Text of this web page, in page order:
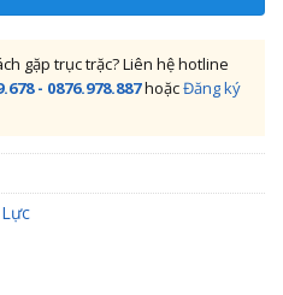
gặp trục trặc? Liên hệ hotline
- 0876.978.887hoặcĐăng ký